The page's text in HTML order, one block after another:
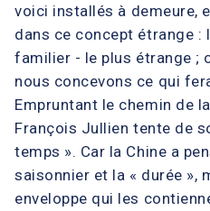
voici installés à demeure,
dans ce concept étrange :
familier - le plus étrange ;
nous concevons ce qui
Empruntant le chemin de
François Jullien tente de
temps ». Car la Chine a
saisonnier et la « durée »,
enveloppe qui les